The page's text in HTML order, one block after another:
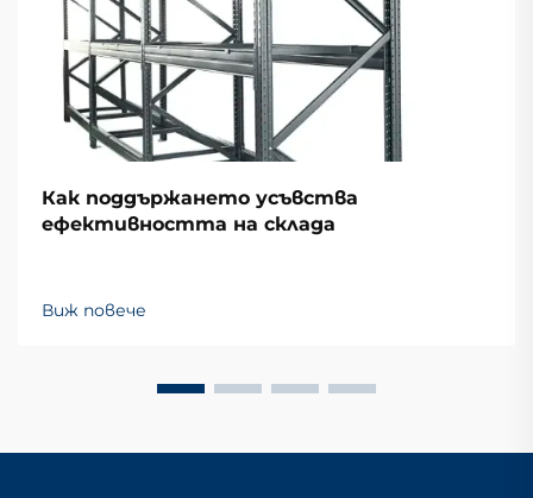
Как поддържането усъвства
ефективността на склада
Виж повече